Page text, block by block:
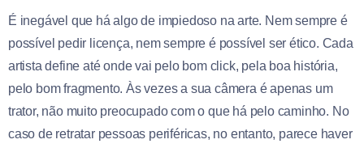
É inegável que há algo de impiedoso na arte. Nem sempre é
possível pedir licença, nem sempre é possível ser ético. Cada
artista define até onde vai pelo bom click, pela boa história,
pelo bom fragmento. Às vezes a sua câmera é apenas um
trator, não muito preocupado com o que há pelo caminho. No
caso de retratar pessoas periféricas, no entanto, parece haver